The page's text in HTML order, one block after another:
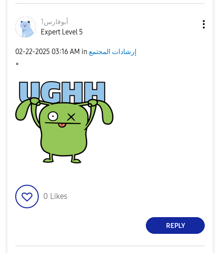
أبوفارس1
Expert Level 5
‎02-22-2025 03:16 AM in إرشادات المجتمع
0 Likes
REPLY